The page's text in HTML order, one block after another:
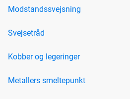
Modstandssvejsning
Svejsetråd
Kobber og legeringer
Metallers smeltepunkt